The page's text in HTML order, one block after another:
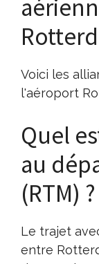
Voici les
l'aéroport
Quel
au
(RTM) ?
Le trajet
entre